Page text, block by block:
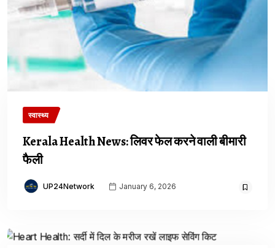
स्वास्थ्य
Kerala Health News: लिवर फेल करने वाली बीमारी
फैली
UP24Network January 6, 2026